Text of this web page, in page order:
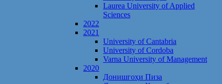
Laurea University of Applied
Sciences
2022
2021
University of Cantabria
University of Cordoba
Varna University of Management
2020
Донишгоҳи Пиза